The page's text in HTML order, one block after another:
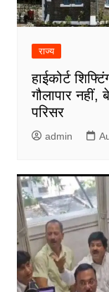
राज्य
हाईकोर्ट
गौलापार नहीं,
परिसर
admin